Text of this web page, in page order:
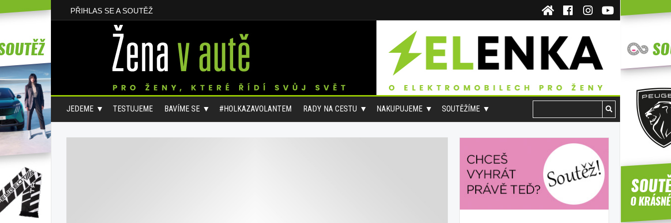
PŘIHLAS SE A SOUTĚŽ
JEDEME TESTUJEME BAVÍME SE #HOLKAZAVOLANTEM RADY NA CESTU NAKUPUJEME SOUTĚŽÍME